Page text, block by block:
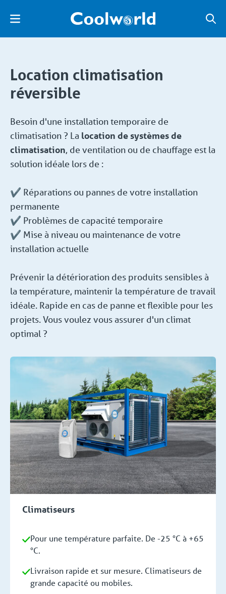
Location climatisation
réversible
Besoin d'une installation temporaire de
climatisation ? La location de systèmes de
climatisation, de ventilation ou de chauffage est la
solution idéale lors de :
✔️ Réparations ou pannes de votre installation
permanente
✔️ Problèmes de capacité temporaire
✔️ Mise à niveau ou maintenance de votre
installation actuelle
Prévenir la détérioration des produits sensibles à
la température, maintenir la température de travail
idéale. Rapide en cas de panne et flexible pour les
projets. Vous voulez vous assurer d'un climat
optimal ?
Climatiseurs
Pour une température parfaite. De -25 °C à +65
°C.
Livraison rapide et sur mesure. Climatiseurs de
grande capacité ou mobiles.